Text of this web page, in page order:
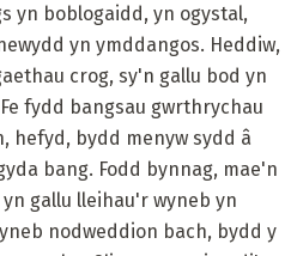
yn boblogaidd, yn ogystal,
yn ymddangos. Heddiw,
crog, sy'n gallu bod yn
fydd bangsau gwrthrychau
hefyd, bydd menyw sydd â
bang. Fodd bynnag, mae'n
gallu lleihau'r wyneb yn
nodweddion bach, bydd y